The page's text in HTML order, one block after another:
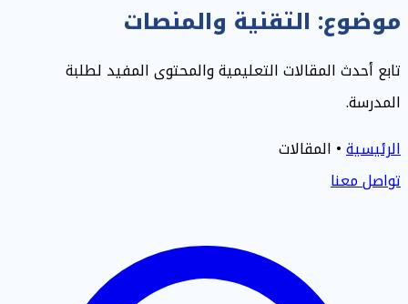
موضوع: التقنية والمنصات
تابع أحدث المقالات التعليمية والمحتوى المفيد لطلبة
المدرسة.
الرئيسية• المقالات
تواصل معنا